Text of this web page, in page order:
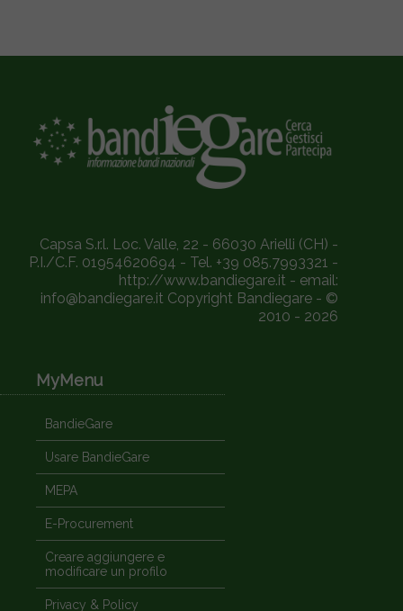
Capsa S.r.l. Loc. Valle, 22 - 66030 Arielli (CH) -
P.I./C.F. 01954620694 - Tel. +39 085.7993321 -
http://www.bandiegare.it - email:
info@bandiegare.it Copyright Bandiegare - ©
2010 - 2026
MyMenu
BandieGare
Usare BandieGare
MEPA
E-Procurement
Creare aggiungere e
modificare un profilo
Privacy & Policy